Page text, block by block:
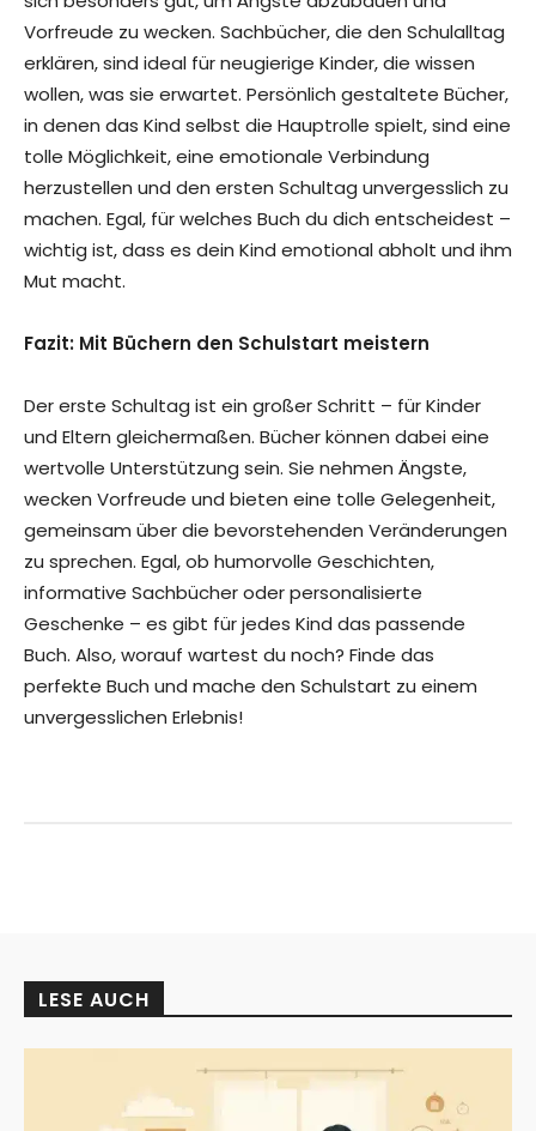
Vorfreude zu wecken. Sachbücher, die den Schulalltag
erklären, sind ideal für neugierige Kinder, die wissen
wollen, was sie erwartet. Persönlich gestaltete Bücher,
in denen das Kind selbst die Hauptrolle spielt, sind eine
tolle Möglichkeit, eine emotionale Verbindung
herzustellen und den ersten Schultag unvergesslich zu
machen. Egal, für welches Buch du dich entscheidest –
wichtig ist, dass es dein Kind emotional abholt und ihm
Mut macht.
Fazit: Mit Büchern den Schulstart meistern
Der erste Schultag ist ein großer Schritt – für Kinder
und Eltern gleichermaßen. Bücher können dabei eine
wertvolle Unterstützung sein. Sie nehmen Ängste,
wecken Vorfreude und bieten eine tolle Gelegenheit,
gemeinsam über die bevorstehenden Veränderungen
zu sprechen. Egal, ob humorvolle Geschichten,
informative Sachbücher oder personalisierte
Geschenke – es gibt für jedes Kind das passende
Buch. Also, worauf wartest du noch? Finde das
perfekte Buch und mache den Schulstart zu einem
unvergesslichen Erlebnis!
LESE AUCH